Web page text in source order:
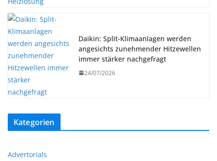
Daikin: Split-Klimaanlagen werden
angesichts zunehmender Hitzewellen
immer stärker nachgefragt
24/07/2026
Kategorien
Advertorials